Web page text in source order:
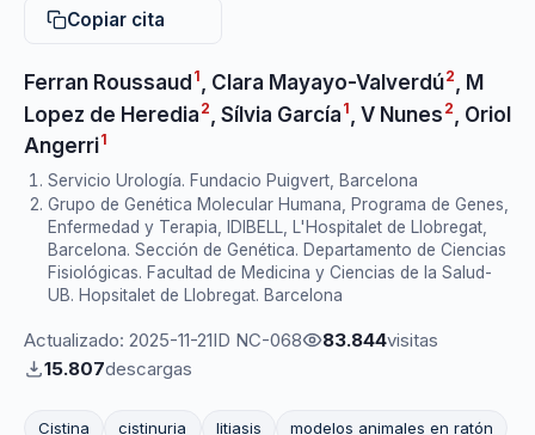
Copiar cita
Ferran Roussaud 1 Clara Mayayo-Valverdú2
M
Lopez de Heredia 2 Sílvia García 1 V Nunes 2
Oriol
Angerri1
Servicio Urología. Fundacio Puigvert, Barcelona
Grupo de Genética Molecular Humana, Programa de Genes,
Enfermedad y Terapia, IDIBELL, L'Hospitalet de Llobregat,
Barcelona. Sección de Genética. Departamento de Ciencias
Fisiológicas. Facultad de Medicina y Ciencias de la Salud-
UB. Hopsitalet de Llobregat. Barcelona
Actualizado: 2025-11-21ID NC-068 83.844visitas
15.807descargas
Cistina cistinuria litiasis modelos animales en ratón